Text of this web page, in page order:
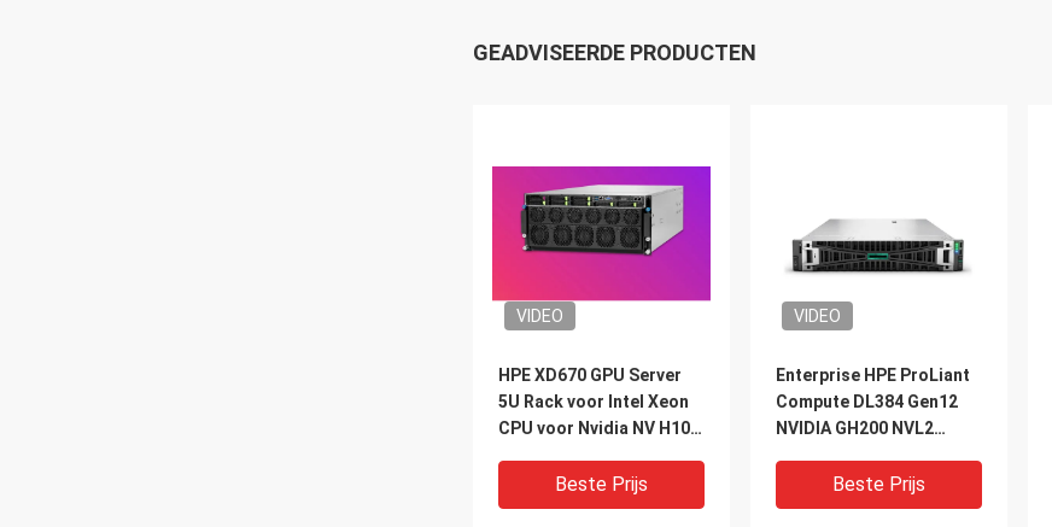
GEADVISEERDE PRODUCTEN
VIDEO
HPE XD670 GPU Server
5U Rack voor Intel Xeon
CPU voor Nvidia NV H100
Nvlink AI Supercomputing
Case
Beste Prijs
VIDEO
Enterprise HPE ProLiant
Compute DL384 Gen12
NVIDIA GH200 NVL2
Cloud Rackgemonteerde
GPU AI-server
Beste Prijs